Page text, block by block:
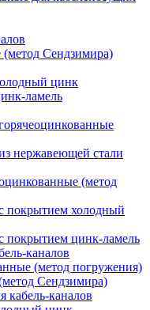
Сендзимира)
цинк
ламель
нержавеющей стали
(метод
покрытием холодный
покрытием цинк-ламель
каналов
(метод погружения)
Сендзимира)
кабель-каналов